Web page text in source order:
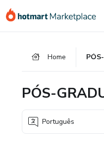
para
para
para
Home
PÓS-
Português